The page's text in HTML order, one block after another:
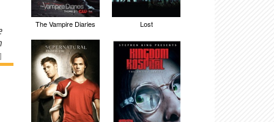
]
The Vampire Diaries Lost